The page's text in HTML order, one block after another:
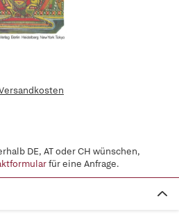
DE, AT oder CH wünschen,
für eine Anfrage.